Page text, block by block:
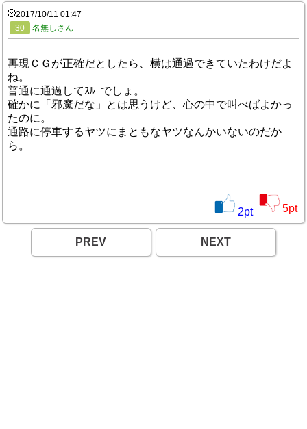
2017/10/11 01:47
30
名無しさん
再現ＣＧが正確だとしたら、横は通過できていたわけだよ
ね。
普通に通過してｽﾙｰでしょ。
確かに「邪魔だな」とは思うけど、心の中で叫べばよかっ
たのに。
通路に停車するヤツにまともなヤツなんかいないのだか
ら。
2pt 5pt
PREV NEXT